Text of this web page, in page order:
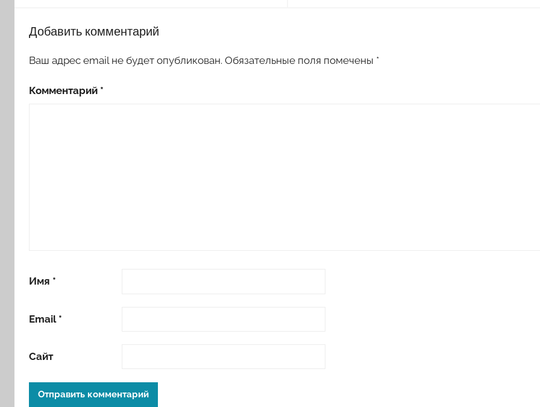
Добавить комментарий
Ваш адрес email не будет опубликован. Обязательные поля помечены *
Комментарий *
Имя *
Email *
Сайт